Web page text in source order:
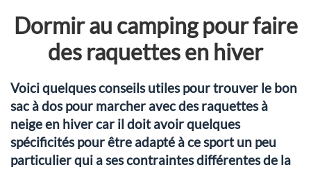
Dormir au camping pour faire
des raquettes en hiver
Voici quelques conseils utiles pour trouver le bon
sac à dos pour marcher avec des raquettes à
neige en hiver car il doit avoir quelques
spécificités pour être adapté à ce sport un peu
particulier qui a ses contraintes différentes de la